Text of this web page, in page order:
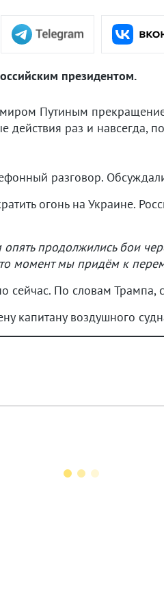
президентом.
Путиным
действия раз и навсегда,
разговор.
огонь на Украине.
продолжились бои
то момент мы придём к
По словам Трампа,
капитану воздушного